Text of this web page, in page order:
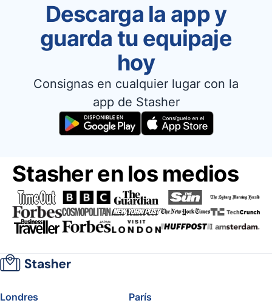
Descarga la app y
guarda tu equipaje
hoy
Consignas en cualquier lugar con la
app de Stasher
Stasher en los medios
Londres
París